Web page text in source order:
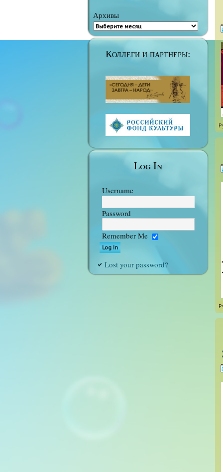
Архивы
Коллеги и партнеры:
Log In
Username
Password
Remember Me
Lost your password?